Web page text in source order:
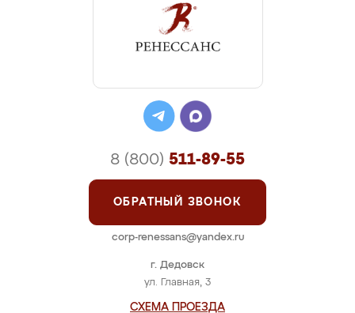
г. Дедовск
ул. Главная, 3
СХЕМА ПРОЕЗДА
8 (800) 511-89-55
ОБРАТНЫЙ ЗВОНОК
corp-renessans@yandex.ru